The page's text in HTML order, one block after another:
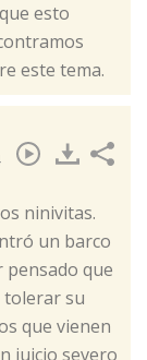
esto
este tema.
ninivitas.
un barco
que
tolerar su
que vienen
juicio severo